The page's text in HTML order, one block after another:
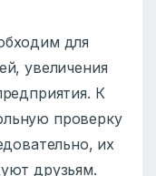
для
увеличения
К
проверку
их
друзьям.